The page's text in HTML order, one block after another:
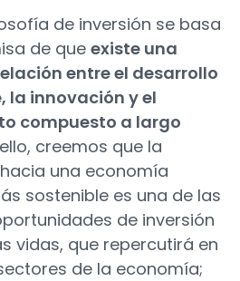
de inversión se basa
de que existe una
entre el desarrollo
la innovación y el
compuesto a largo
creemos que la
una economía
sostenible es una de las
de inversión
vidas, que repercutirá en
de la economía;